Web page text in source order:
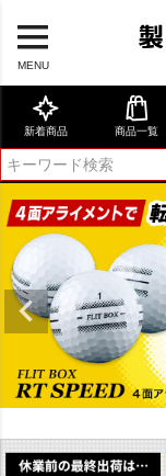
MENU
新着商品 商品一覧